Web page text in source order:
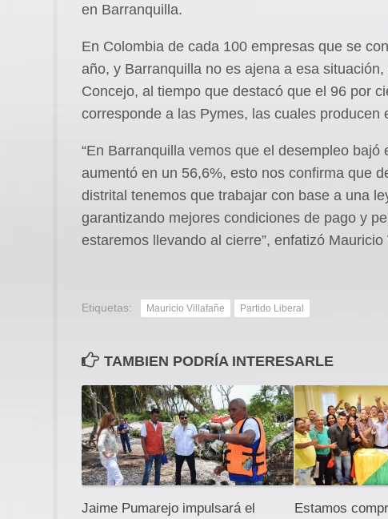
en Barranquilla.
En Colombia de cada 100 empresas que se
año, y Barranquilla no es ajena a esa
Concejo, al tiempo que destacó que el 96 por
corresponde a las Pymes, las cuales producen
“En Barranquilla vemos que el desempleo
aumentó en un 56,6%, esto nos confirma que
distrital tenemos que trabajar con base a una
garantizando mejores condiciones de pago y
estaremos llevando al cierre”, enfatizó
Etiquetas: Mauricio Villafañe Partido Liberal
TAMBIEN PODRÍA INTERESARLE
Jaime Pumarejo impulsará el
Estamos